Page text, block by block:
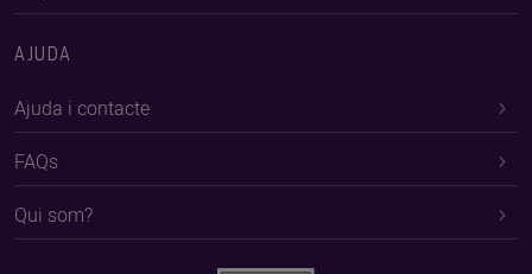
AJUDA
Ajuda i contacte
FAQs
Qui som?